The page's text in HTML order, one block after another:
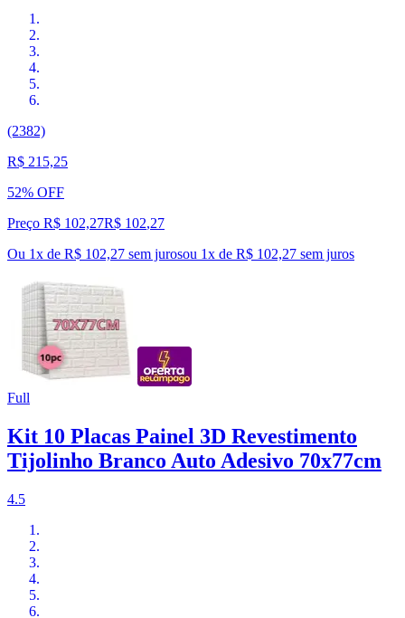
(2382)
R$ 215,25
52% OFF
Preço R$ 102,27R$ 102,27
Ou 1x de R$ 102,27 sem jurosou 1x de R$ 102,27 sem juros
Full
Kit 10 Placas Painel 3D Revestimento
Tijolinho Branco Auto Adesivo 70x77cm
4.5